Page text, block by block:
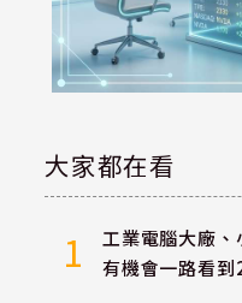
大家都在看
1
工業電腦大廠
有機會一路看到